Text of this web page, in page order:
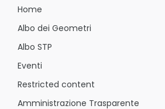
Home
Albo dei Geometri
Albo STP
Eventi
Restricted content
Amministrazione Trasparente